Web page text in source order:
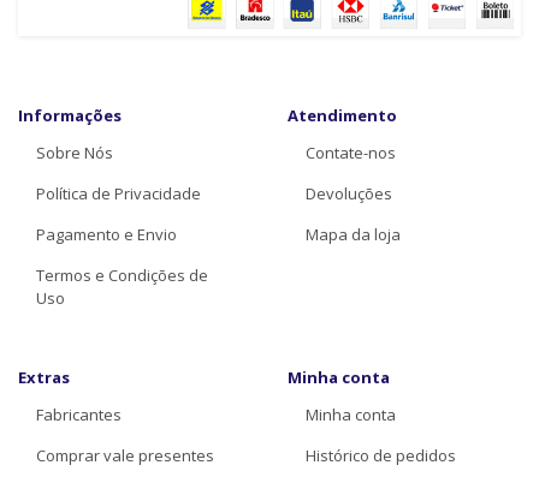
Informações
Sobre Nós
Política de Privacidade
Pagamento e Envio
Termos e Condições de
Uso
Atendimento
Contate-nos
Devoluções
Mapa da loja
Extras
Fabricantes
Comprar vale presentes
Minha conta
Minha conta
Histórico de pedidos